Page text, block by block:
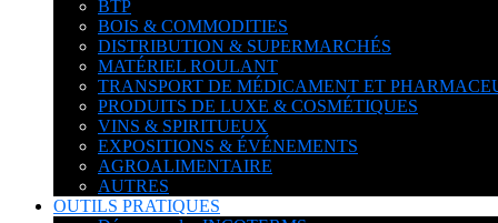
BTP
BOIS & COMMODITIES
DISTRIBUTION & SUPERMARCHÉS
MATÉRIEL ROULANT
TRANSPORT DE MÉDICAMENT ET
PRODUITS DE LUXE & COSMÉTIQUES
VINS & SPIRITUEUX
EXPOSITIONS & ÉVÉNEMENTS
AGROALIMENTAIRE
AUTRES
OUTILS PRATIQUES